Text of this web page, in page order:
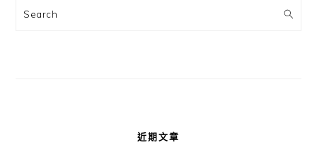
Search
近期文章